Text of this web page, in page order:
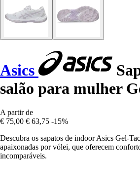
Asics
salão para mulher
A partir de
€ 75,00 € 63,75 -15%
Descubra os sapatos de indoor Asics Gel-
apaixonadas por vólei, que oferecem
incomparáveis.